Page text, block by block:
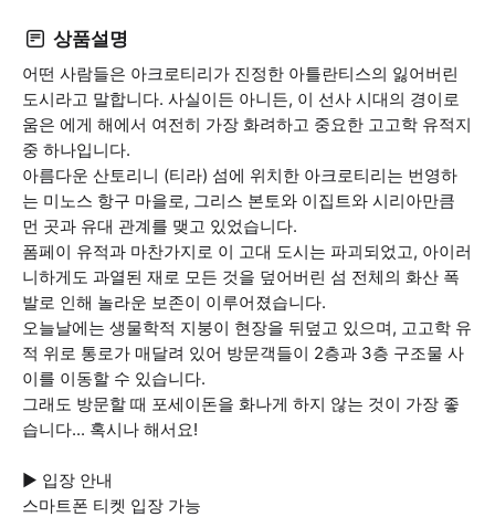
상품설명
어떤 사람들은 아크로티리가 진정한 아틀란티스의 잃어버린
도시라고 말합니다. 사실이든 아니든, 이 선사 시대의 경이로
움은 에게 해에서 여전히 가장 화려하고 중요한 고고학 유적지
중 하나입니다.
아름다운 산토리니 (티라) 섬에 위치한 아크로티리는 번영하
는 미노스 항구 마을로, 그리스 본토와 이집트와 시리아만큼
먼 곳과 유대 관계를 맺고 있었습니다.
폼페이 유적과 마찬가지로 이 고대 도시는 파괴되었고, 아이러
니하게도 과열된 재로 모든 것을 덮어버린 섬 전체의 화산 폭
발로 인해 놀라운 보존이 이루어졌습니다.
오늘날에는 생물학적 지붕이 현장을 뒤덮고 있으며, 고고학 유
적 위로 통로가 매달려 있어 방문객들이 2층과 3층 구조물 사
이를 이동할 수 있습니다.
그래도 방문할 때 포세이돈을 화나게 하지 않는 것이 가장 좋
습니다... 혹시나 해서요!
▶ 입장 안내
스마트폰 티켓 입장 가능